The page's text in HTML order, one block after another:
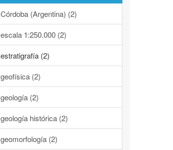
Córdoba (Argentina) (2)
escala 1:250.000 (2)
estratigrafía (2)
geofísica (2)
geología (2)
geología histórica (2)
geomorfología (2)